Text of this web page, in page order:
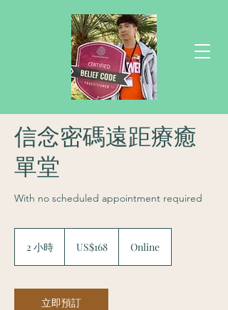
信念密碼遠距療癒
單堂
With no scheduled appointment required
2 小時 US$168 Online
立即預訂